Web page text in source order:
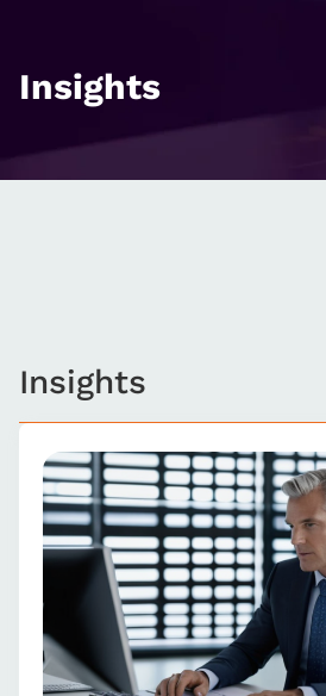
Insights
Insights